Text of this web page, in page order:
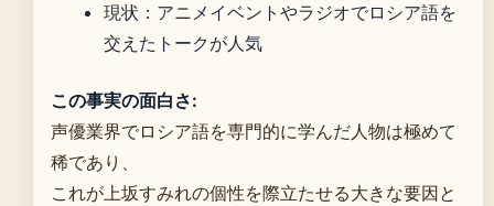
現状：アニメイベントやラジオでロシア語を
交えたトークが人気
この事実の面白さ:
声優業界でロシア語を専門的に学んだ人物は極めて
稀であり、
これが上坂すみれの個性を際立たせる大きな要因と